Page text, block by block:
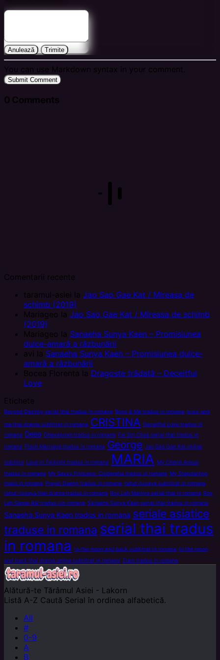
Anulează Trimite
You can use Markdown syntax in your comment.
Submit Comment
0 Comments
Comentarii recente
taramul-asiei
la Jao Sao Gae Kat / Mireasa de
schimb (2019)
Mariageo la Jao Sao Gae Kat / Mireasa de schimb
(2019)
Mariageo la Sanaeha Sunya Kaen – Promisiunea
dulce-amară a răzbunării
avi
la Sanaeha Sunya Kaen – Promisiunea dulce-
amară a răzbunării
Bocea Florenta la Dragoste trădată – Deceitful
Love
Etichete
Beyond Destiny serial thai tradus in romana Boss & Me tradus in romana boss and
me thai drama subtitrat in romana CRISTINA Deceitful Love tradus in
romana Deea Dhevaprom tradus in romana Fai Sin Chua serial thai tradus in
romana Flash Marriage tradus in romana George Jao Sao Gae Kat online
subtitra Love in Twilight tradus in romana MARIA My Cherie Amour
tradus in romana My Sassy Princess: Cinderella tradus in romana My Stepdarling
tradu in romana Prajan Daeng tradus in romana rahut rissaya subtitrat in romana
rahut rissaya thai drama tradus in romana Roy Leh Marnya serial thai in romana Roy
Leh Sanae Rai tradus sin romana Sanaeha Sunya Kaen serial thai tradus in romana
Sanaeha Sunya Kaen tradus in romana seriale asiatice
traduse in romana serial thai tradus
in romana to the moon and back subtitrat in romana to the moon
and back thai drama online subtitrat in romana Ziam tradus in romana
Alătură-te Tărâmul Asiei - Lakorn
Listă A-Z Caută Serial în ordinea alfabetică.
All
#
0-9
A
B